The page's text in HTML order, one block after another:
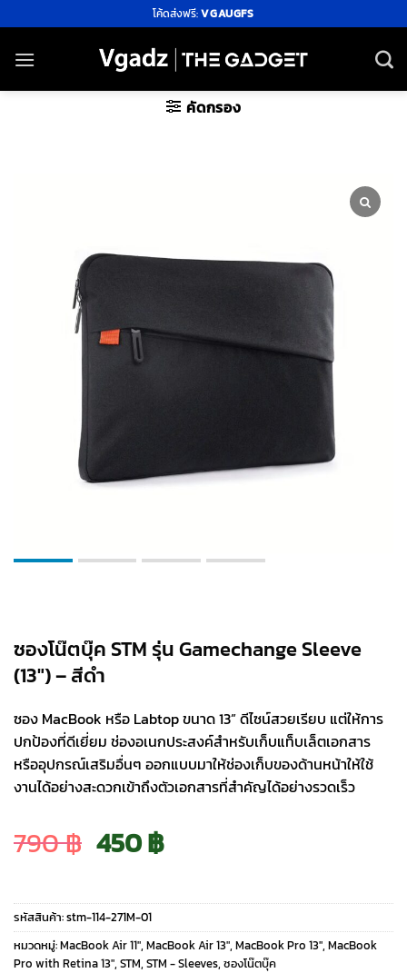
ไป
ยัง
โค้ดส่งฟรี:VGAUGFS
คัดกรอง
ซองโน๊ตบุ๊ค STM รุ่น Gamechange Sleeve
(13″) – สีดำ
ซอง MacBook หรือ Labtop ขนาด 13” ดีไซน์สวยเรียบ แต่ให้การ
ปกป้องที่ดีเยี่ยม ช่องอเนกประสงค์สำหรับเก็บแท็บเล็ตเอกสาร
หรืออุปกรณ์เสริมอื่นๆ ออกแบบมาให้ช่องเก็บของด้านหน้าให้ใช้
งานได้อย่างสะดวกเข้าถึงตัวเอกสารที่สำคัญได้อย่างรวดเร็ว
790฿ Original
price
was:
450฿Current
price
is:
รหัสสินค้า:stm-114-271M-01
หมวดหมู่:MacBook Air 11″, MacBook Air 13″, MacBook Pro 13″, MacBook
Pro with Retina 13″, STM, STM - Sleeves, ซองโน๊ตบุ๊ค